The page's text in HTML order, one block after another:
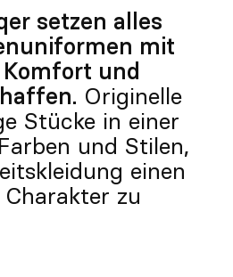
setzen alles
mit
und
Originelle
Stücke in einer
und Stilen,
einen
zu